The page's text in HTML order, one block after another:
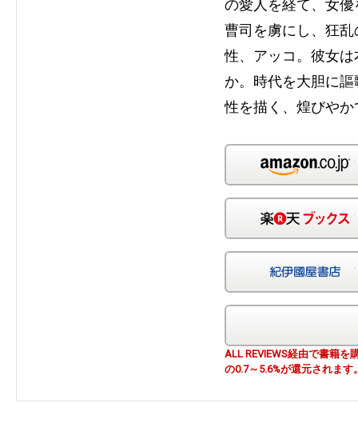
の愛人を経て、女
曹司を虜にし、狂
性、アッコ。彼女
か。時代を大胆に
性を描く、煌びや
ALL REVIEWS経由で書籍
の0.7～5.6%が還元されます